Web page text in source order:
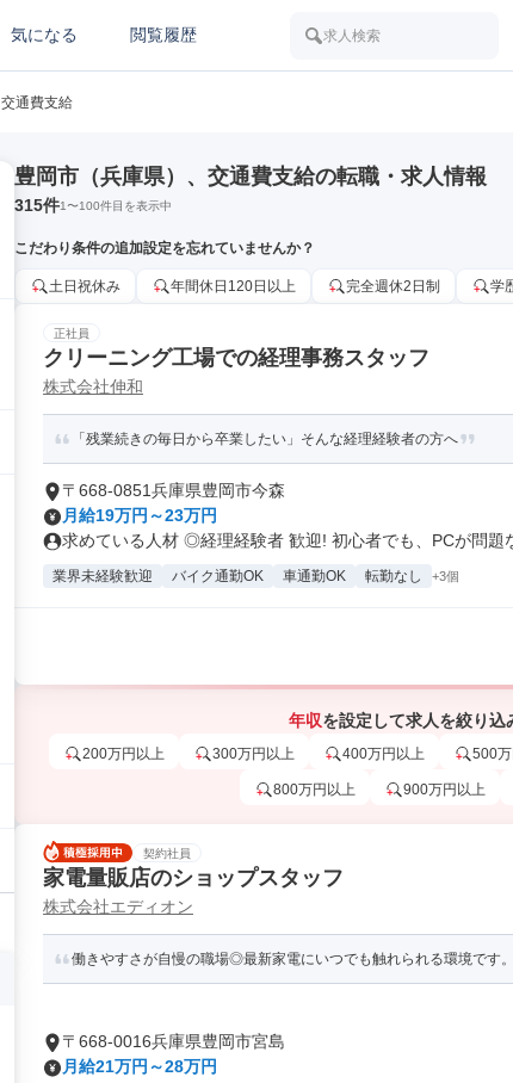
気になる 閲覧履歴 求人検索
交通費支給
豊岡市（兵庫県）、交通費支給の転職・求人情報
315件1〜100件目を表示中
こだわり条件の追加設定を忘れていませんか？
土日祝休み 年間休日120日以上 完全週休2日制 学
正社員
クリーニング工場での経理事務スタッフ
株式会社伸和
「残業続きの毎日から卒業したい」そんな経理経験者の方へ
〒668-0851兵庫県豊岡市今森
月給19万円～23万円
求めている人材 ◎経理経験者 歓迎! 初心者でも、PCが問題
業界未経験歓迎 バイク通勤OK 車通勤OK 転勤なし +3個
年収を設定して求人を絞り込
200万円以上 300万円以上 400万円以上 500
800万円以上 900万円以上
契約社員
家電量販店のショップスタッフ
株式会社エディオン
働きやすさが自慢の職場◎最新家電にいつでも触れられる環境です
〒668-0016兵庫県豊岡市宮島
月給21万円～28万円